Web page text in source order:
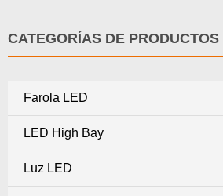
CATEGORÍAS DE PRODUCTOS
Farola LED
LED High Bay
Luz LED